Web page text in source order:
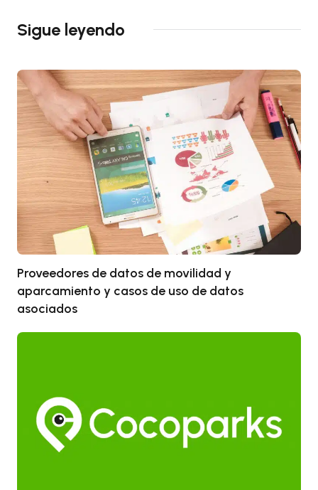
Sigue leyendo
Proveedores de datos de movilidad y
aparcamiento y casos de uso de datos
asociados